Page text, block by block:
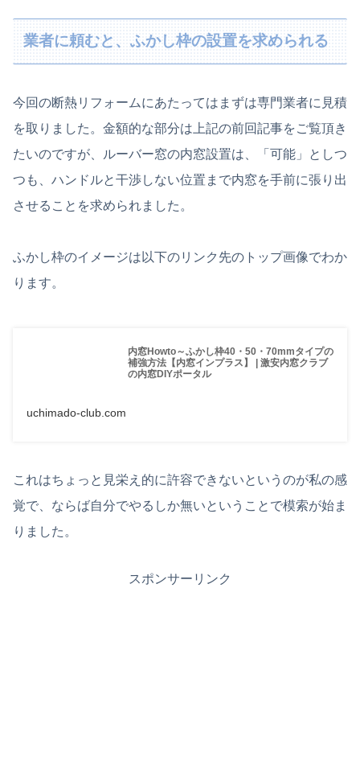
業者に頼むと、ふかし枠の設置を求められる
今回の断熱リフォームにあたってはまずは専門業者に見積
を取りました。金額的な部分は上記の前回記事をご覧頂き
たいのですが、ルーバー窓の内窓設置は、「可能」としつ
つも、ハンドルと干渉しない位置まで内窓を手前に張り出
させることを求められました。
ふかし枠のイメージは以下のリンク先のトップ画像でわか
ります。
内窓Howto～ふかし枠40・50・70mmタイプの
補強方法【内窓インプラス】 | 激安内窓クラブ
の内窓DIYポータル
uchimado-club.com
これはちょっと見栄え的に許容できないというのが私の感
覚で、ならば自分でやるしか無いということで模索が始ま
りました。
スポンサーリンク